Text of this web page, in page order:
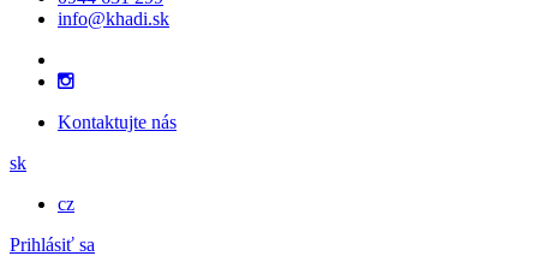
info@khadi.sk
Kontaktujte nás
sk
cz
Prihlásiť sa